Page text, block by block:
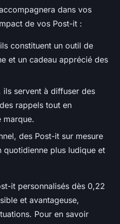
dans vos
de vos Post-it :
constituent un outil de
et un cadeau apprécié des
ils servent à diffuser des
rappels tout en
marque.
des Post-it sur mesure
quotidienne plus ludique et
it personnalisés dès 0,22
et avantageuse,
Pour en savoir